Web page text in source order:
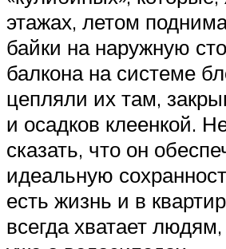
этажах, летом
байки на наружную
балкона на системе
цепляли их там,
и осадков клеенкой.
сказать, что он
идеальную
есть жизнь и в
всегда хватает людям,